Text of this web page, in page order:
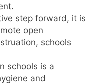
step forward, it is
open
schools
schools is a
and